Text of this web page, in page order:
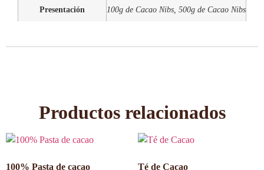
Presentación 100g de Cacao Nibs, 500g de Cacao Nibs
Productos relacionados
100% Pasta de cacao Té de Cacao